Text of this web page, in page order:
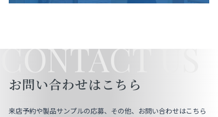
CONTACT US
お問い合わせはこちら
来店予約や製品サンプルの応募、その他、お問い合わせはこちら